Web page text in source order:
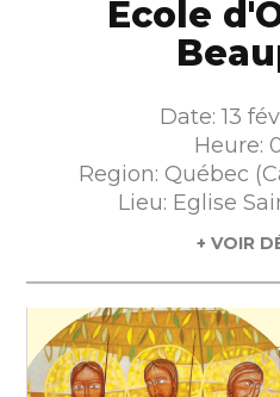
École
Date: 13
Heure:
Region: Québec
Lieu: Eglise
+ VOIR